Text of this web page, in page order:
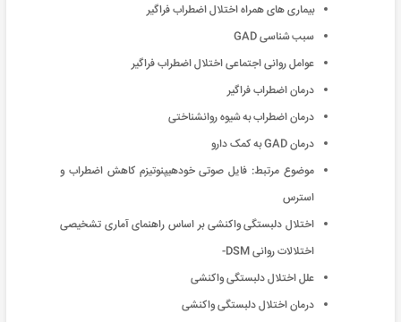
بیماری های همراه اختلال اضطراب فراگیر
سبب ‏شناسی GAD
عوامل روانی اجتماعی اختلال اضطراب فراگیر
درمان اضطراب فراگیر
درمان اضطراب به شیوه روانشناختی
درمان GAD به کمک دارو
موضوع مرتبط‌: فایل صوتی خودهیپنوتیزم کاهش اضطراب و
استرس
اختلال دلبستگی واکنشی بر اساس راهنمای آماری تشخیصی
اختلالات روانی DSM-
علل اختلال دلبستگی واکنشی
درمان اختلال دلبستگی واکنشی